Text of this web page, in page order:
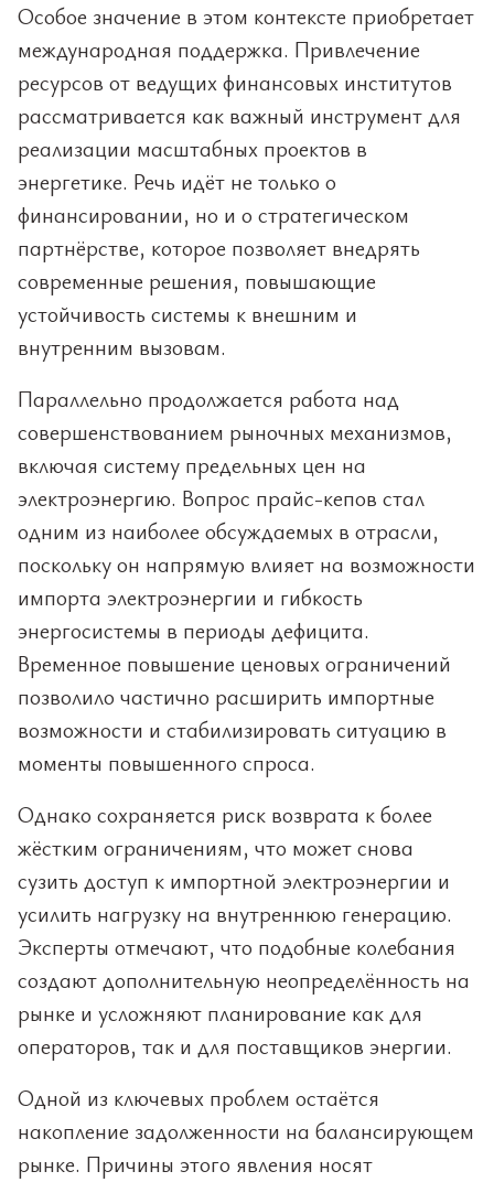
Особое значение в этом контексте приобретает
международная поддержка. Привлечение
ресурсов от ведущих финансовых институтов
рассматривается как важный инструмент для
реализации масштабных проектов в
энергетике. Речь идёт не только о
финансировании, но и о стратегическом
партнёрстве, которое позволяет внедрять
современные решения, повышающие
устойчивость системы к внешним и
внутренним вызовам.
Параллельно продолжается работа над
совершенствованием рыночных механизмов,
включая систему предельных цен на
электроэнергию. Вопрос прайс-кепов стал
одним из наиболее обсуждаемых в отрасли,
поскольку он напрямую влияет на возможности
импорта электроэнергии и гибкость
энергосистемы в периоды дефицита.
Временное повышение ценовых ограничений
позволило частично расширить импортные
возможности и стабилизировать ситуацию в
моменты повышенного спроса.
Однако сохраняется риск возврата к более
жёстким ограничениям, что может снова
сузить доступ к импортной электроэнергии и
усилить нагрузку на внутреннюю генерацию.
Эксперты отмечают, что подобные колебания
создают дополнительную неопределённость на
рынке и усложняют планирование как для
операторов, так и для поставщиков энергии.
Одной из ключевых проблем остаётся
накопление задолженности на балансирующем
рынке. Причины этого явления носят